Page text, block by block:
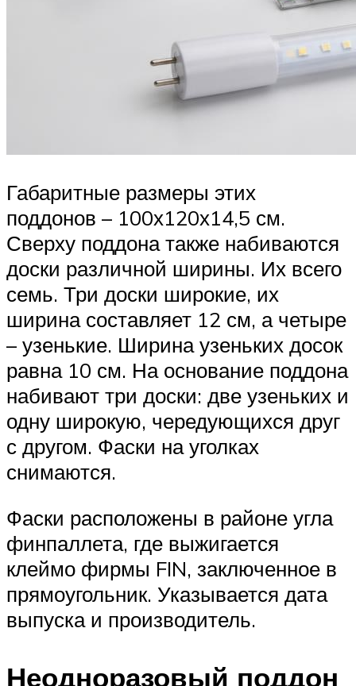
Габаритные размеры этих
поддонов – 100х120х14,5 см.
Сверху поддона также набиваются
доски различной ширины. Их всего
семь. Три доски широкие, их
ширина составляет 12 см, а четыре
– узенькие. Ширина узеньких досок
равна 10 см. На основание поддона
набивают три доски: две узеньких и
одну широкую, чередующихся друг
с другом. Фаски на уголках
снимаются.
Фаски расположены в районе угла
финпаллета, где выжигается
клеймо фирмы FIN, заключенное в
прямоугольник. Указывается дата
выпуска и производитель.
Неодноразовый поддон